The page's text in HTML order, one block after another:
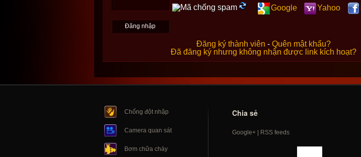
Google Yahoo
Đăng ký thành viên - Quên mật khẩu?
Đã đăng ký nhưng không nhận được link kích hoạt?
Chống đột nhập
Camera quan sát
Bơm chữa cháy
Chia sẻ
Google+| RSS feeds